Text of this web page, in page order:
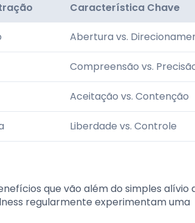
Característica Chave
Abertura vs.
Compreensão vs.
Aceitação vs. Contenção
Liberdade vs. Controle
que vão além do simples alívio
regularmente experimentam uma